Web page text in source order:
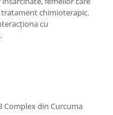
tratament chimioterapic.
cu
Complex din Curcuma